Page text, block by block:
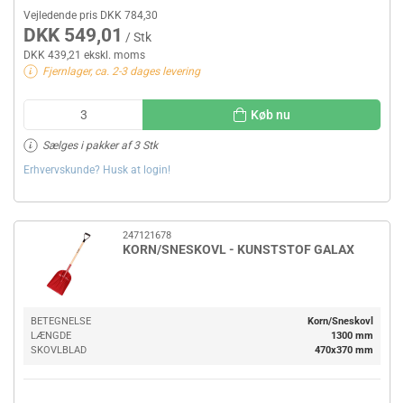
Vejledende pris DKK 784,30
DKK 549,01 / Stk
DKK 439,21 ekskl. moms
Fjernlager, ca. 2-3 dages levering
Køb nu
Sælges i pakker af 3 Stk
Erhvervskunde? Husk at login!
247121678
KORN/SNESKOVL - KUNSTSTOF GALAX
BETEGNELSE
Korn/Sneskovl
LÆNGDE
1300 mm
SKOVLBLAD
470x370 mm